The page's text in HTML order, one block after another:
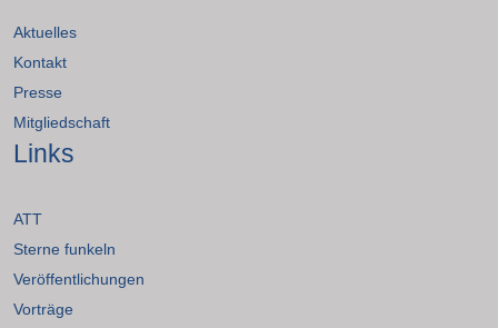
Aktuelles
Kontakt
Presse
Mitgliedschaft
Links
ATT
Sterne funkeln
Veröffentlichungen
Vorträge